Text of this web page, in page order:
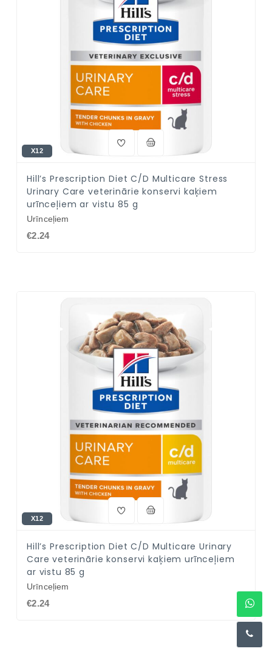
X12
Hill’s Prescription Diet C/D Multicare Stress
Urinary Care veterinārie konservi kaķiem
urīnceļiem ar vistu 85 g
Urīnceļiem
€2.24
X12
Hill’s Prescription Diet C/D Multicare Urinary
Care veterinārie konservi kaķiem urīnceļiem
ar vistu 85 g
Urīnceļiem
€2.24